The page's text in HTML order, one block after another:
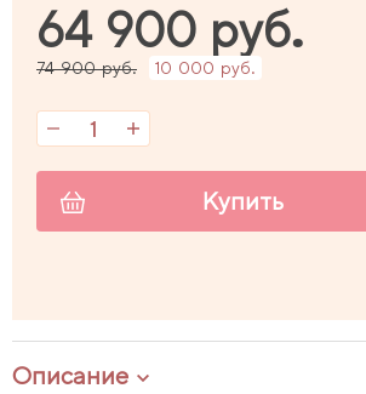
64 900 руб.
74 900 руб. 10 000 руб.
Купить
Описание